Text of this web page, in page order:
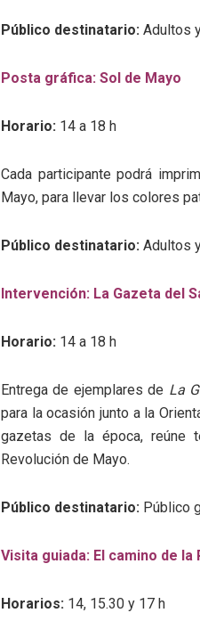
Público destinatario: Adultos
Posta gráfica: Sol de Mayo
Horario: 14 a 18 h
Cada participante podrá
Mayo, para llevar los colores
Público destinatario: Adultos
Intervención: La Gazeta del
Horario: 14 a 18 h
Entrega de ejemplares de La
para la ocasión junto a la
gazetas de la época, reúne
Revolución de Mayo.
Público destinatario: Público
Visita guiada: El camino de la
Horarios: 14, 15.30 y 17 h